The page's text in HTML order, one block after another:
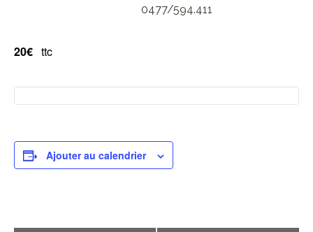
0477/594.411
20€ ttc
Ajouter au calendrier